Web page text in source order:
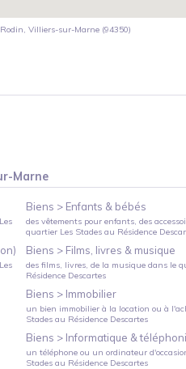
Villiers-sur-Marne (94350)
Marne
Les
Les
Biens > Enfants & bébés
des vêtements pour enfants, des
quartier Les Stadesau Résidence
Biens > Films, livres & musique
des films, livres, de la musiquedans le
Résidence Descartes
Biens > Immobilier
un bien immobilier à la location ou à
Stadesau Résidence Descartes
Biens > Informatique &
un téléphone ou un ordinateur
Stadesau Résidence Descartes